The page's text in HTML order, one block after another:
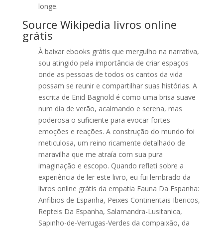
longe.
Source Wikipedia livros online
grátis
À baixar ebooks grátis que mergulho na narrativa,
sou atingido pela importância de criar espaços
onde as pessoas de todos os cantos da vida
possam se reunir e compartilhar suas histórias. A
escrita de Enid Bagnold é como uma brisa suave
num dia de verão, acalmando e serena, mas
poderosa o suficiente para evocar fortes
emoções e reações. A construção do mundo foi
meticulosa, um reino ricamente detalhado de
maravilha que me atraía com sua pura
imaginação e escopo. Quando refleti sobre a
experiência de ler este livro, eu fui lembrado da
livros online grátis da empatia Fauna Da Espanha:
Anfibios de Espanha, Peixes Continentais Ibericos,
Repteis Da Espanha, Salamandra-Lusitanica,
Sapinho-de-Verrugas-Verdes da compaixão, da